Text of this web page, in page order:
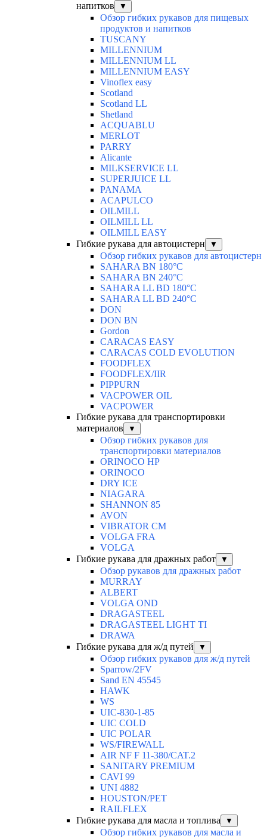
напитков
▼
Обзор гибких рукавов для пищевых
продуктов и напитков
TUSCANY
MILLENNIUM
MILLENNIUM LL
MILLENNIUM EASY
Vinoflex easy
Scotland
Scotland LL
Shetland
ACQUABLU
MERLOT
PARRY
Alicante
MILKSERVICE LL
SUPERJUICE LL
PANAMA
ACAPULCO
OILMILL
OILMILL LL
OILMILL EASY
Гибкие рукава для автоцистерн
▼
Обзор гибких рукавов для автоцистерн
SAHARA BN 180°C
SAHARA BN 240°C
SAHARA LL BD 180°C
SAHARA LL BD 240°C
DON
DON BN
Gordon
CARACAS EASY
CARACAS COLD EVOLUTION
FOODFLEX
FOODFLEX/IIR
PIPPURN
VACPOWER OIL
VACPOWER
Гибкие рукава для транспортировки
материалов
▼
Обзор гибких рукавов для
транспортировки материалов
ORINOCO HP
ORINOCO
DRY ICE
NIAGARA
SHANNON 85
AVON
VIBRATOR CM
VOLGA FRA
VOLGA
Гибкие рукава для дражных работ
▼
Обзор рукавов для дражных работ
MURRAY
ALBERT
VOLGA OND
DRAGASTEEL
DRAGASTEEL LIGHT TI
DRAWA
Гибкие рукава для ж/д путей
▼
Обзор гибких рукавов для ж/д путей
Sparrow/2FV
Sand EN 45545
HAWK
WS
UIC-830-1-85
UIC COLD
UIC POLAR
WS/FIREWALL
AIR NF F 11-380/CAT.2
SANITARY PREMIUM
CAVI 99
UNI 4882
HOUSTON/PET
RAILFLEX
Гибкие рукава для масла и топлива
▼
Обзор гибких рукавов для масла и